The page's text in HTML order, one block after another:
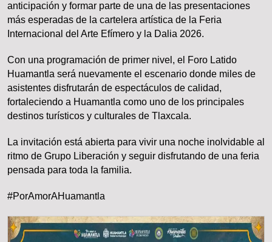
anticipación y formar parte de una de las presentaciones
más esperadas de la cartelera artística de la Feria
Internacional del Arte Efímero y la Dalia 2026.
Con una programación de primer nivel, el Foro Latido
Huamantla será nuevamente el escenario donde miles de
asistentes disfrutarán de espectáculos de calidad,
fortaleciendo a Huamantla como uno de los principales
destinos turísticos y culturales de Tlaxcala.
La invitación está abierta para vivir una noche inolvidable al
ritmo de Grupo Liberación y seguir disfrutando de una feria
pensada para toda la familia.
#PorAmorAHuamantla